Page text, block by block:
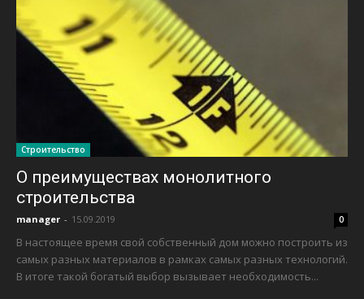
Строительство
О преимуществах монолитного
строительства
manager - 15.09.2019 0
В настоящее время свой собственный дом можно построить из
самых разных материалов в рамках самых разных технологий.
В итоге такой богатый выбор вызывает необходимость...